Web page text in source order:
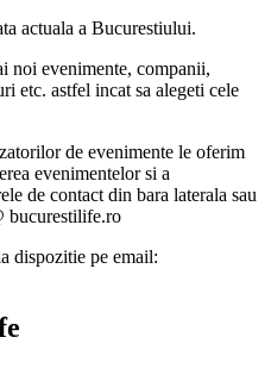
actuala a Bucurestiului.
noi evenimente, companii,
etc. astfel incat sa alegeti cele
de evenimente le oferim
evenimentelor si a
de contact din bara laterala sau
bucurestilife.ro
dispozitie pe email: